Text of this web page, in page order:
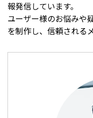
報発信しています。
ユーザー様のお悩みや
を制作し、信頼される